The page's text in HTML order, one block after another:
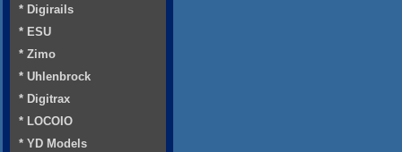
* Digirails
* ESU
* Zimo
* Uhlenbrock
* Digitrax
* LOCOIO
* YD Models